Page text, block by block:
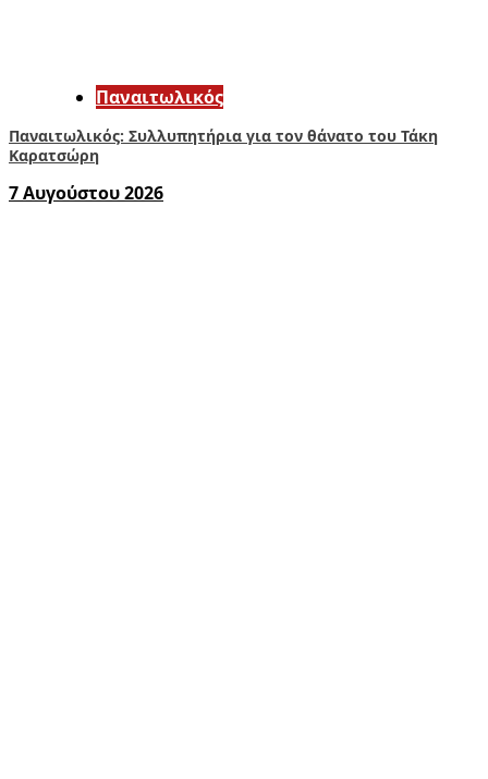
Παναιτωλικός
Παναιτωλικός: Συλλυπητήρια για τον θάνατο του Τάκη
Καρατσώρη
7 Αυγούστου 2026